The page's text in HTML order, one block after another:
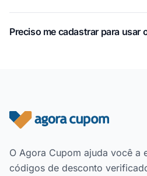
Preciso me cadastrar para usar
Rodapé do site
O Agora Cupom ajuda você a
códigos de desconto